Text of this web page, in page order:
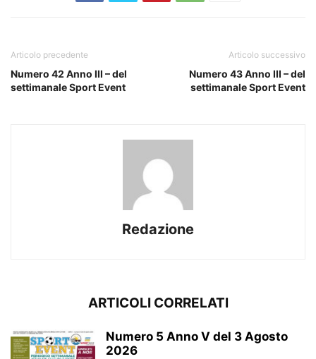
Articolo precedente
Numero 42 Anno III – del
settimanale Sport Event
Articolo successivo
Numero 43 Anno III – del
settimanale Sport Event
Redazione
ARTICOLI CORRELATI
Numero 5 Anno V del 3 Agosto
2026